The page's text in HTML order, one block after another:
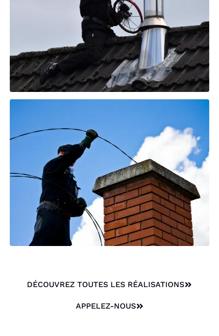
DÉCOUVREZ TOUTES LES RÉALISATIONS
APPELEZ-NOUS